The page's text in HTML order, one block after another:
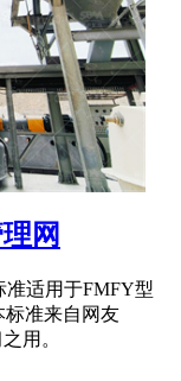
网
准适用于FMFY型
准来自网友
用。